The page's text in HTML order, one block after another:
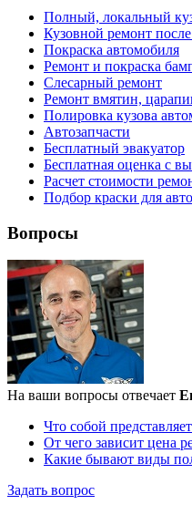
Полный, локальный
Кузовной ремонт
Покраска автомобиля
Ремонт и покраска
Слесарный ремонт
Ремонт вмятин,
Полировка кузова
Автозапчасти
Бесплатный эвакуатор
Бесплатная оценка с
Расчет стоимости
Подбор краски для авто
Вопросы
На ваши вопросы отвечает
Что собой
От чего зависит цена
Какие бывают виды
Задать вопрос